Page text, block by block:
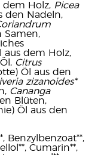
dem Holz, Picea
den Nadeln,
Samen,
aus dem Holz,
Citrus
Öl aus den
zizanoides*
Cananga
Blüten,
Öl aus den
Benzylbenzoat**,
Cumarin**,